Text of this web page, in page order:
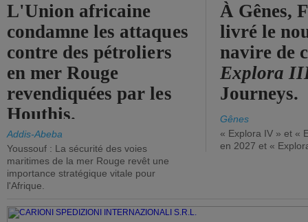
L'Union africaine
condamne les attaques
contre des pétroliers
en mer Rouge
revendiquées par les
Houthis.
Addis-Abeba
Youssouf : La sécurité des voies
maritimes de la mer Rouge revêt une
importance stratégique vitale pour
l'Afrique.
À Gênes,
livré le
navire de
Explora
Journeys.
Gênes
« Explora IV » et «
en 2027 et «